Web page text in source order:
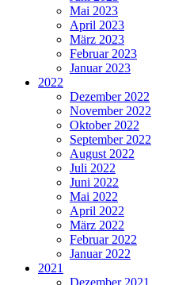
Mai 2023
April 2023
März 2023
Februar 2023
Januar 2023
2022
Dezember 2022
November 2022
Oktober 2022
September 2022
August 2022
Juli 2022
Juni 2022
Mai 2022
April 2022
März 2022
Februar 2022
Januar 2022
2021
Dezember 2021